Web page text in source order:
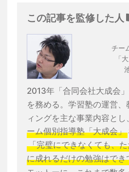
この記事を監修した人
チー
「
2013年「合同会社大成会
を務める。学習塾の運営
ィングを主な事業内容とし、
ーム個別指導塾「大成会」
「完璧にできなくても、
に成れるだけの勉強はでき